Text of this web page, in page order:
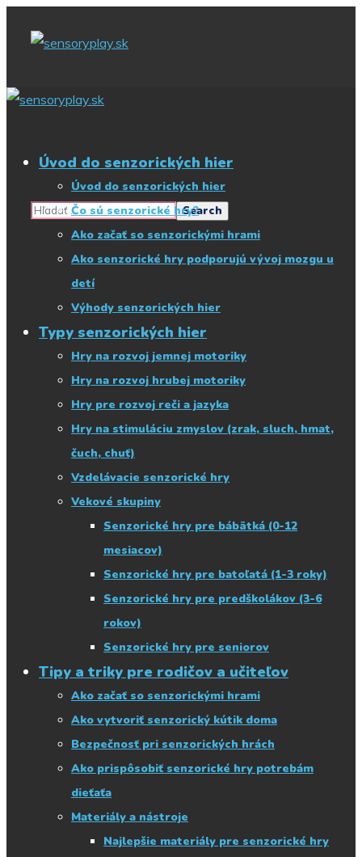
Začnite písať, čo
hľadáte
Úvod do senzorických hier
Úvod do senzorických hier
Čo sú senzorické hry?
Ako začať so senzorickými hrami
Ako senzorické hry podporujú vývoj mozgu u
detí
Výhody senzorických hier
Typy senzorických hier
Hry na rozvoj jemnej motoriky
Hry na rozvoj hrubej motoriky
Hry pre rozvoj reči a jazyka
Hry na stimuláciu zmyslov (zrak, sluch, hmat,
čuch, chuť)
Vzdelávacie senzorické hry
Vekové skupiny
Senzorické hry pre bábätká (0-12
mesiacov)
Senzorické hry pre batoľatá (1-3 roky)
Senzorické hry pre predškolákov (3-6
rokov)
Senzorické hry pre seniorov
Tipy a triky pre rodičov a učiteľov
Ako začať so senzorickými hrami
Ako vytvoriť senzorický kútik doma
Bezpečnosť pri senzorických hrách
Ako prispôsobiť senzorické hry potrebám
dieťaťa
Materiály a nástroje
Najlepšie materiály pre senzorické hry